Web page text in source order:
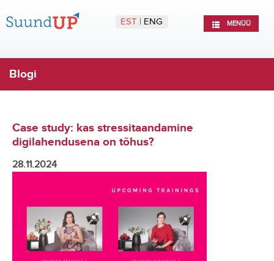
MENÜÜ
EST | ENG
Blogi
Case study: kas stressitaandamine
digilahendusena on tõhus?
28.11.2024